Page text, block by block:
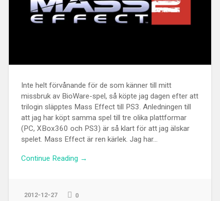
Inte helt förvånande för de som känner till mitt
missbruk av BioWare-spel, så köpte jag dagen efter att
trilogin släpptes Mass Effect till PS3. Anledningen till
att jag har köpt samma spel till tre olika plattformar
(PC, XBox360 och PS3) är så klart för att jag älskar
spelet. Mass Effect är ren kärlek. Jag har...
Continue Reading →
2012-12-27 0